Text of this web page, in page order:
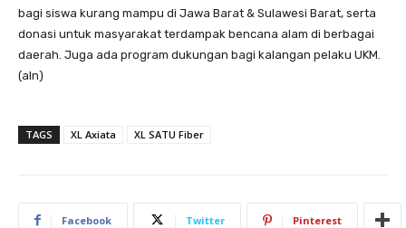
bagi siswa kurang mampu di Jawa Barat & Sulawesi Barat, serta
donasi untuk masyarakat terdampak bencana alam di berbagai
daerah. Juga ada program dukungan bagi kalangan pelaku UKM.
(aln)
TAGS XL Axiata XL SATU Fiber
Facebook Twitter Pinterest